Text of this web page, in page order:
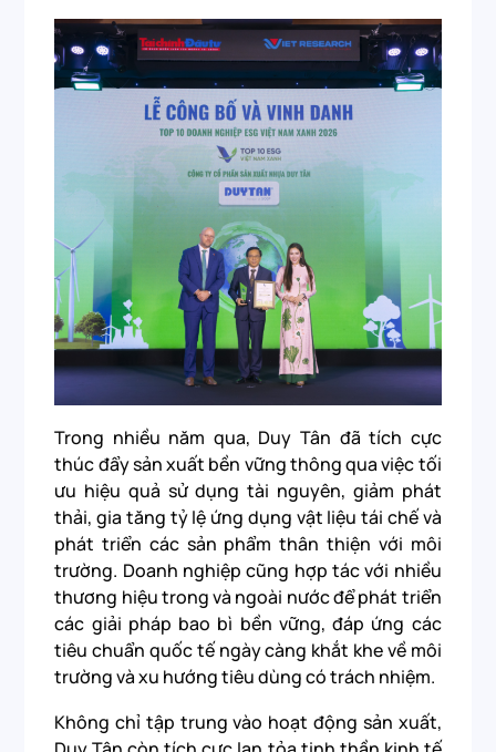
Trong nhiều năm qua, Duy Tân đã tích cực
thúc đẩy sản xuất bền vững thông qua việc tối
ưu hiệu quả sử dụng tài nguyên, giảm phát
thải, gia tăng tỷ lệ ứng dụng vật liệu tái chế và
phát triển các sản phẩm thân thiện với môi
trường. Doanh nghiệp cũng hợp tác với nhiều
thương hiệu trong và ngoài nước để phát triển
các giải pháp bao bì bền vững, đáp ứng các
tiêu chuẩn quốc tế ngày càng khắt khe về môi
trường và xu hướng tiêu dùng có trách nhiệm.
Không chỉ tập trung vào hoạt động sản xuất,